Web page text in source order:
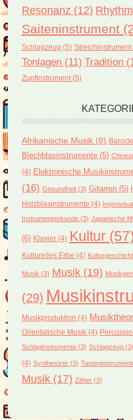
Resonanz (12)
Saiteninstrument
Schlagzeug (5) Streichinstrument
Tonlagen(11) Tradition
Zupfinstrument(5)
Afrikanische Musik(8)
Blechblasinstrumente(5)
(4) Elektronische
(16) Gesundheit(3) Gitarren(5)
Holzblasinstrumente (4)
Instrumentenkunde(3) Japanische
(6) Klavier(4) Kultur
Kulturelles Erbe (4)
Musik (3) Musik(19)
(29)
Musikproduktion (4)
Orientalische Musik(4)
Schlaginstrumente(3) Schlagzeug(3)
(4) Synthesizer(3)
Musik(17) Zither(3)